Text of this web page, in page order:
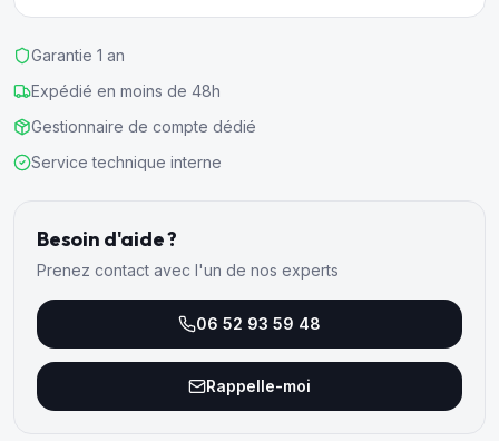
Garantie 1 an
Expédié en moins de 48h
Gestionnaire de compte dédié
Service technique interne
Besoin d'aide ?
Prenez contact avec l'un de nos experts
06 52 93 59 48
Rappelle-moi